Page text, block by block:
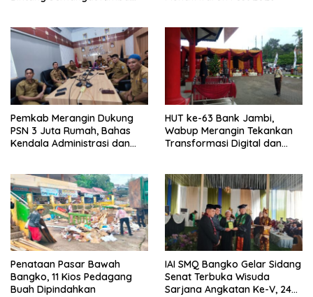
Pemkab Merangin Dukung
PSN 3 Juta Rumah, Bahas
Kendala Administrasi dan
HUT ke-63 Bank Jambi,
Wabup Merangin Tekankan
Transformasi Digital dan
Penataan Pasar Bawah
Bangko, 11 Kios Pedagang
Buah Dipindahkan
IAI SMQ Bangko Gelar Sidang
Senat Terbuka Wisuda
Sarjana Angkatan Ke-V, 243